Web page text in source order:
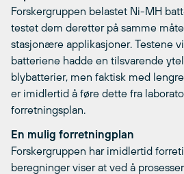
Forskergruppen belastet Ni-MH
testet dem deretter på samme
stasjonære applikasjoner. Testene
batteriene hadde en tilsvarende
blybatterier, men faktisk med
er imidlertid å føre dette fra
forretningsplan.
En mulig forretningplan
Forskergruppen har imidlertid
beregninger viser at ved å